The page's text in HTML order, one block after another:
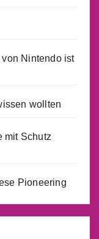
Nintendo ist
wollten
mit Schutz
Pioneering